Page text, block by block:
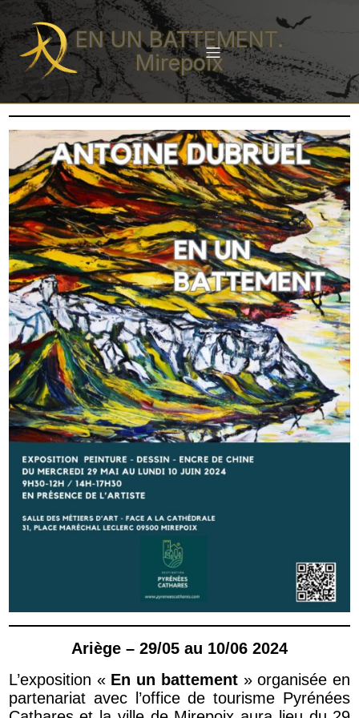
EN UN BATTEMENT.
Mirepoix
Ariège – 29/05 au 10/06 2024
L’exposition « En un battement» organisée en
partenariat avec l’office de tourisme Pyrénées